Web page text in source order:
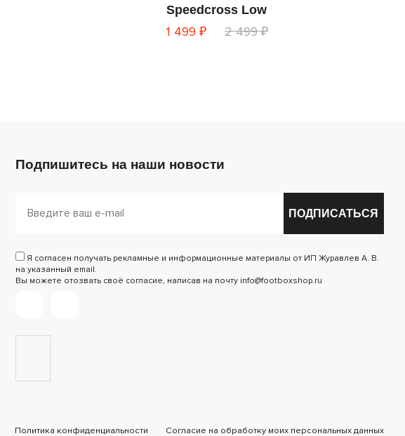
Speedcross Low
1 499 ₽ 2 499 ₽
Подпишитесь на наши новости
ПОДПИСАТЬСЯ
Я согласен получать рекламные и информационные материалы от ИП Журавлев А. В.
на указанный email.
Вы можете отозвать своё согласие, написав на почту info@footboxshop.ru
Политика конфиденциальности Согласие на обработку моих персональных данных